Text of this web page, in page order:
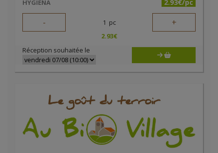
HYGIENA 2.93€/pc
- 1 pc +
2.93€
Réception souhaitée le